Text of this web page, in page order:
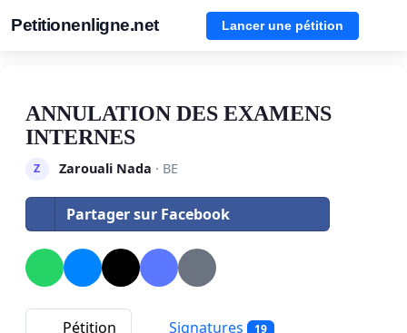
Petitionenligne.net Lancer une pétition
ANNULATION DES EXAMENS
INTERNES
Z Zarouali Nada · BE
Partager sur Facebook
Pétition Signatures 19